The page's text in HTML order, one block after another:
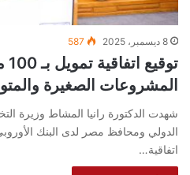
8 ديسمبر، 2025 587
المشروعات الصغيرة
شهدت الدكتورة رانيا المشاط وزيرة
الدولي ومحافظ مصر لدى البنك الأوروبي
اتفاقية…